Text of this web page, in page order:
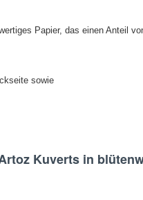
Papier, das einen Anteil
sowie
Kuverts in